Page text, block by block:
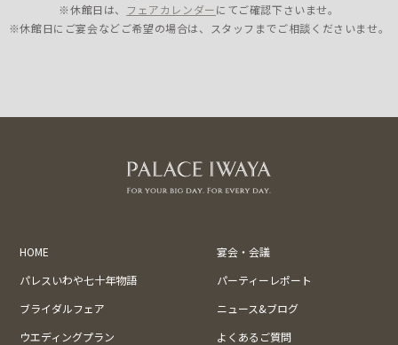
※休館日は、 フェアカレンダーにてご確認下さいませ。
※休館日にご宴会などご希望の場合は、スタッフまでご相談くださいませ。
HOME
宴会・会議
パレスいわや七十年物語
パーティーレポート
ブライダルフェア
ニュース&ブログ
ウエディングプラン
よくあるご質問